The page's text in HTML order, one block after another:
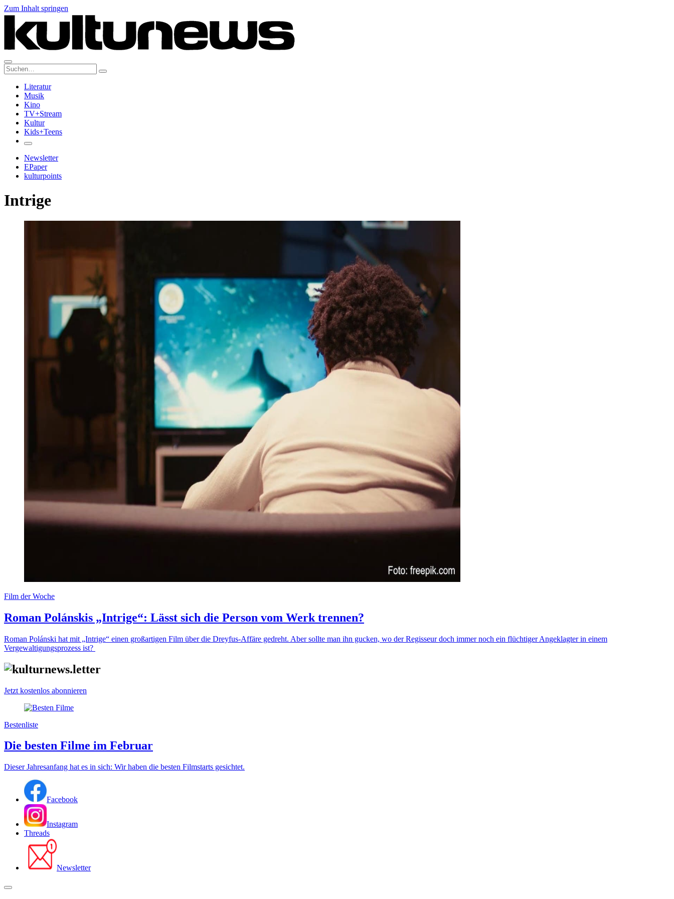
Zum Inhalt springen
Suche:
Literatur
Musik
Kino
TV+Stream
Kultur
Kids+Teens
Newsletter
EPaper
kulturpoints
Intrige
Film der Woche
Roman Polánskis „Intrige“: Lässt sich die Person vom Werk trennen?
Roman Polánski hat mit „Intrige“ einen großartigen Film über die Dreyfus-Affäre gedreht. Aber sollte man ihn gucken, wo der Regisseur doch immer noch ein flüchtiger Angeklagter in einem
Vergewaltigungsprozess ist?
Jetzt kostenlos abonnieren
Bestenliste
Die besten Filme im Februar
Dieser Jahresanfang hat es in sich: Wir haben die besten Filmstarts gesichtet.
Facebook
Instagram
Threads
Newsletter